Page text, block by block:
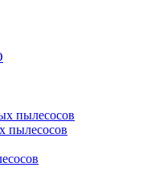
пылесосов
пылесосов